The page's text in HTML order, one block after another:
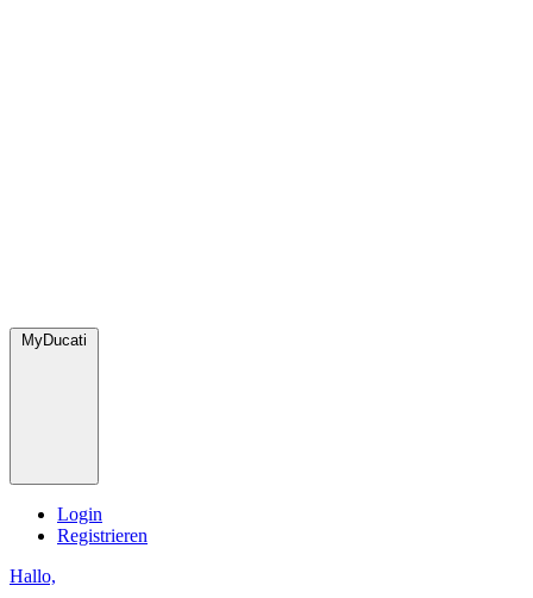
MyDucati
Login
Registrieren
Hallo,